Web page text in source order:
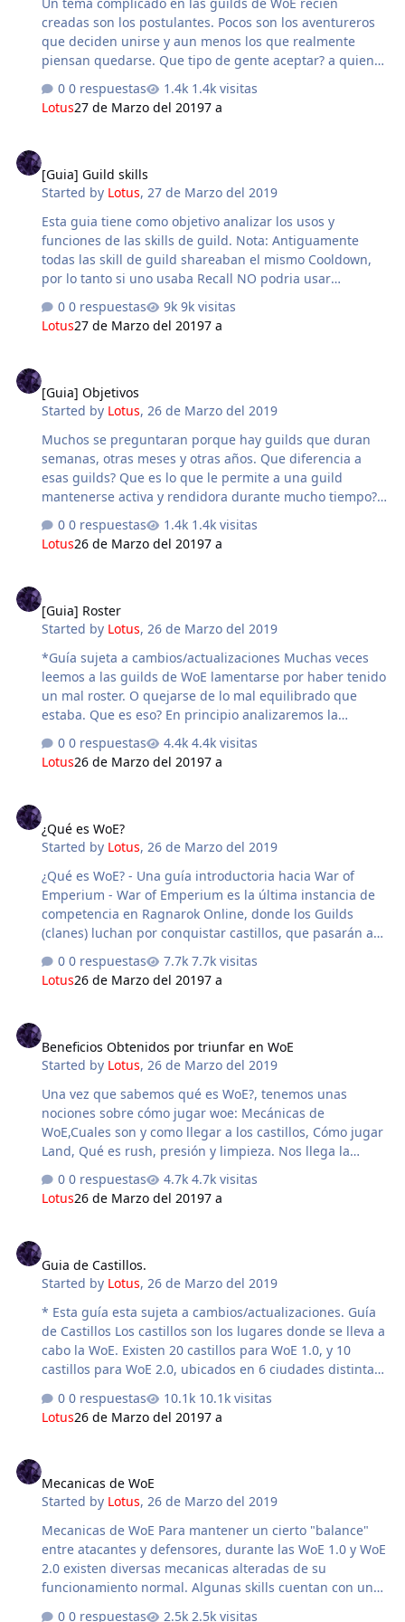
guild deben sentir or…
creadas son los postulantes. Pocos son los aventureros
que deciden unirse y aun menos los que realmente
piensan quedarse. Que tipo de gente aceptar? a quienes
para ser exitosa? Tendremos a mano los siguientes
ejemplos: Palantastico: Un pala lv 90, que quiere
le gusto el emblema de la guild, y la curiosidad le hizo
postularse. Oh Pro: Un champion con mucha experiencia
cross con muchas cards mvp, y muy …
0 respuestas
1.4k visitas
Lotus27 de Marzo del 20197 a
[Guia] Guild skills
Started by Lotus, 27 de Marzo del 2019
Esta guia tiene como objetivo analizar los usos y
funciones de las skills de guild. Nota: Antiguamente
todas las skill de guild shareaban el mismo Cooldown,
por lo tanto si uno usaba Recall NO podria usar
Como resultante, generaciones pasaron creyendo que la
UNICA Skill util u operable de las guilds era el
cooldown de las Guild Skills no son mas compartidos.
Actualmente cada Skill tiene su propio Cooldown
priva del uso del resto…
0 respuestas
9k visitas
Lotus27 de Marzo del 20197 a
[Guia] Objetivos
Started by Lotus, 26 de Marzo del 2019
Muchos se preguntaran porque hay guilds que duran
semanas, otras meses y otras años. Que diferencia a
esas guilds? Que es lo que le permite a una guild
mantenerse activa y rendidora durante mucho tiempo?
guild y hacen que esta se mantenga cohesiva durante
mucho tiempo (Para mas informacion leer la guia: Core
Esta guia tiene como intencion analizar los objetivos de
una guild, clasificarlos y ordenarlos de manera que sea
mas facil para una guild nueva o experimentada fijar un
rumbo favorable…
0 respuestas
1.4k visitas
Lotus26 de Marzo del 20197 a
[Guia] Roster
Started by Lotus, 26 de Marzo del 2019
*Guía sujeta a cambios/actualizaciones Muchas veces
leemos a las guilds de WoE lamentarse por haber tenido
un mal roster. O quejarse de lo mal equilibrado que
estaba. Que es eso? En principio analizaremos la
etimologia de la palabra: Wikipedia la define como:
roster: "The term roster is often used to describe a list
participants of an event." "El termino roster es a veces
acertada. En el ambito de WoE, el roster es la lista de
miembros que iran a WoE, ordenada por jobs. Cuando
uno juega WoEs a un nivel competitivo y r…
0 respuestas
4.4k visitas
Lotus26 de Marzo del 20197 a
¿Qué es WoE?
Started by Lotus, 26 de Marzo del 2019
¿Qué es WoE? - Una guía introductoria hacia War of
Emperium - War of Emperium es la última instancia de
competencia en Ragnarok Online, donde los Guilds
(clanes) luchan por conquistar castillos, que pasarán a
ser de su posesión al finalizar este evento. War of
Emperium, o WoE (su abreviación), ocurre dos veces por
semana, en sus dos ediciones actuales, FE (first edition)
este evento y en qué consiste? 2.- El Objetivo de WoE 3.-
¿Qué necesit…
0 respuestas
7.7k visitas
Lotus26 de Marzo del 20197 a
Beneficios Obtenidos por triunfar en WoE
Started by Lotus, 26 de Marzo del 2019
Una vez que sabemos qué es WoE?, tenemos unas
nociones sobre cómo jugar woe: Mecánicas de
WoE,Cuales son y como llegar a los castillos, Cómo jugar
Land, Qué es rush, presión y limpieza. Nos llega la
motivación que todo player de RO que juegue woes,
debe ser siempre la diversión. Recordemos que el RO no
del juego; los beneficios que los players tenemos por
triunfar en woe se pueden dividir en dos: Emocionales y
Materiales. Dejando los beneficios emocionales de lado,
que obviamente son parte im…
0 respuestas
4.7k visitas
Lotus26 de Marzo del 20197 a
Guia de Castillos.
Started by Lotus,26 de Marzo del 2019
* Esta guía esta sujeta a cambios/actualizaciones. Guía
de Castillos Los castillos son los lugares donde se lleva a
cabo la WoE. Existen 20 castillos para WoE 1.0, y 10
castillos para WoE 2.0, ubicados en 6 ciudades distintas.
su diseño que facilitan o complican su defensa, posee
cofres únicos otorgados a los que consigan mantener el
una estructura similar. Cada uno cuenta con 4 salas
distintas (primera sala, segunda sala, antesala y cuarto
del empe), una Kafra disponible para …
0 respuestas
10.1k visitas
Lotus26 de Marzo del 20197 a
Mecanicas de WoE
Started by Lotus,26 de Marzo del 2019
Mecanicas de WoE Para mantener un cierto "balance"
entre atacantes y defensores, durante las WoE 1.0 y WoE
2.0 existen diversas mecanicas alteradas de su
funcionamiento normal. Algunas skills cuentan con un
0 respuestas
2.5k visitas